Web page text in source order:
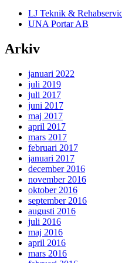
LJ Teknik &
UNA Portar AB
Arkiv
januari 2022
juli 2019
juli 2017
juni 2017
maj 2017
april 2017
mars 2017
februari 2017
januari 2017
december 2016
november 2016
oktober 2016
september 2016
augusti 2016
juli 2016
maj 2016
april 2016
mars 2016